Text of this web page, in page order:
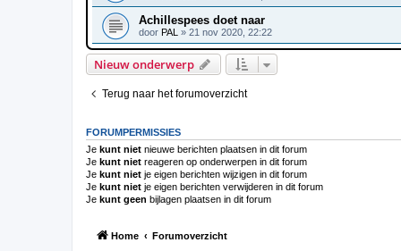
Achillespees doet naar
door PAL » 21 nov 2020, 22:22
Nieuw onderwerp
Terug naar het forumoverzicht
FORUMPERMISSIES
Je kunt niet nieuwe berichten plaatsen in dit forum
Je kunt niet reageren op onderwerpen in dit forum
Je kunt niet je eigen berichten wijzigen in dit forum
Je kunt niet je eigen berichten verwijderen in dit forum
Je kunt geen bijlagen plaatsen in dit forum
Home Forumoverzicht